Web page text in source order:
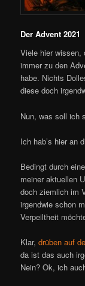
Der Advent 2021
Viele hier wissen,
immer zu den
habe. Nichts
diese doch
Nun, was soll ich
Ich hab’s hier an
Bedingt durch
meiner aktuellen
doch ziemlich im
irgendwie schon
Verpeiltheit
Klar,drüben auf
da ist das auch
Nein? Ok, ich